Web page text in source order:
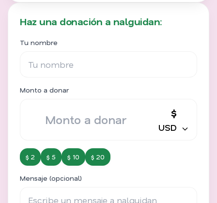
Haz una donación a nalguidan:
Tu nombre
Monto a donar
$
USD
$ 2 $ 5 $ 10 $ 20
Mensaje (opcional)